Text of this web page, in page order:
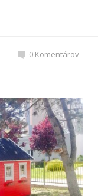
0 Komentárov